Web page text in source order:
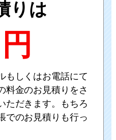
りは
円
もしくはお電話にて
料金のお見積りをさ
ただきます。もちろ
でのお見積りも行っ